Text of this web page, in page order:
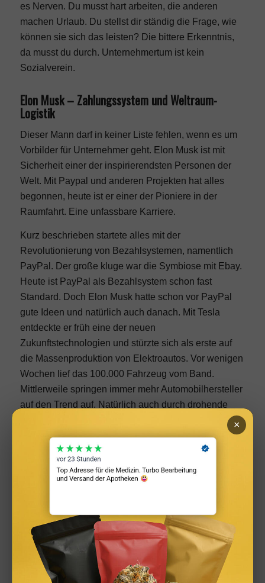
es Nerven. Du musst hart arbeiten, die anderen
machen Urlaub. Du stellst dir ständig die Frage, wie
können sie sich das leisten? Die bittere Erkenntnis,
da musst du durch. Unternehmertum ist kein
Sozialverein.
Elon Musk – Zahlungssystem und Weltraum-
Logistik
Dieser Mann darf in keiner Liste fehlen, wenn es um
Vorbilder für Unternehmer geht. Elon Musk ist mit
Sicherheit einer der inspirierendsten Personen der
Welt. Mit Paypal und anderen Projekten hat alles
begonnen, heute ist er einer der Pioniere in der
Raumfahrt. Eine unfassbare Karriere.
Kurz beschrieben startete alles mit der
Revolutionierung von Bezahlsystemen, namentlich
PayPal. Der große kluge war die Symbiose mit Ebay.
Heute ist PayPal als Bezahlsystem schon fast
Standard. Doch Elon Musk hatte schon vor PayPal
gute Ideen und natürlich auch danach. Mit Tesla
entdeckte er früh eine der neuen
Zukunftstechnologien und stürzte sich als erste auf
die Massenproduktion von Elektroautos. Vor wenigen
Wochen lief das 100.000 Fahrzeug vom Band.
Mittlerweile springen immer mehr Automobilhersteller
auf den Trend auf. Natürlich auch durch drohende
CO2 Zertifikate aber auch um ein Teil des Kuchens
zu bekommen. Sky is the limit! Deshalb ist Elon Musk
natürlich auch beim aktuellen Wettrennen in den
Weltraum unter den Multimilliardären dabei. Elon
Musk versteht aber auch sein eigenes Netzwerk zu
Tesla mit einer SpaceX Trägerrakete in den
Weltraum. Natürlich weltweit mit Live-Übertragung.
Wow.
Meine Lieblingsgeschichte ist die von “x.com”. Als
×